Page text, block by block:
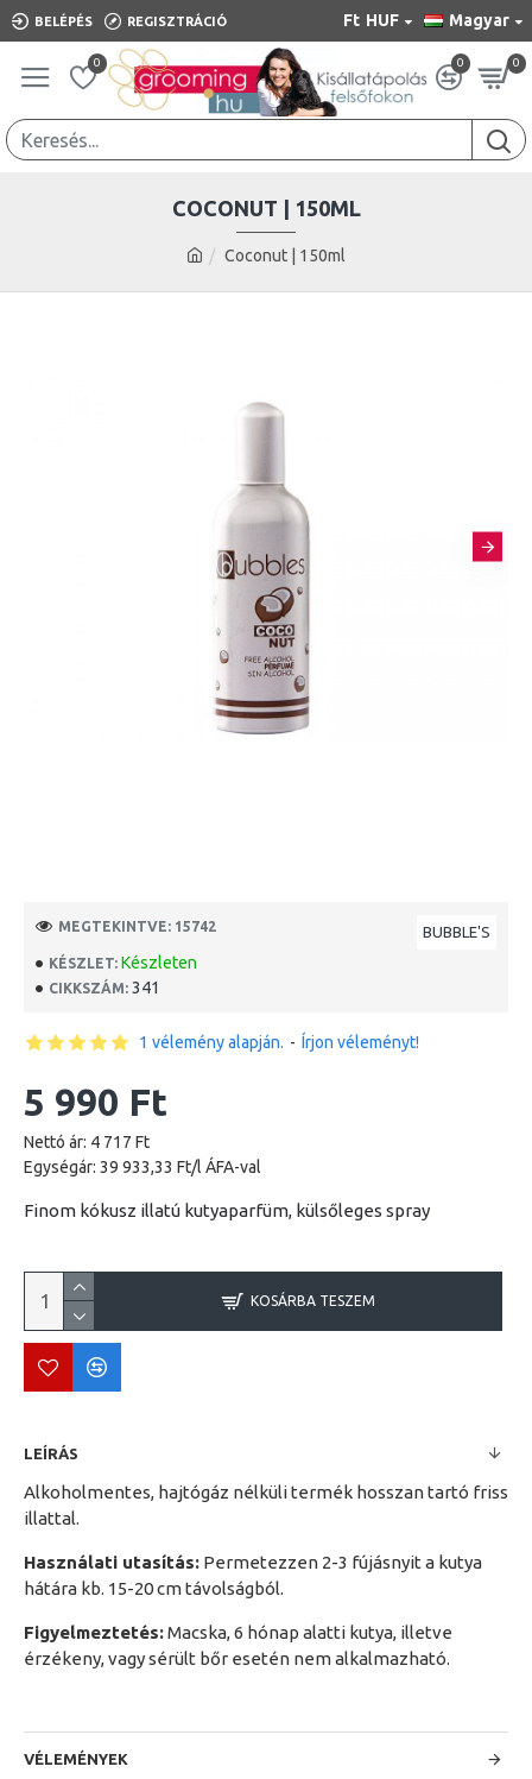
BELÉPÉS REGISZTRÁCIÓ Ft HUF Magyar
0 0 0
Coconut | 150ml
COCONUT | 150ML
KÉSZLET: Készleten
CIKKSZÁM: 341
BUBBLE'S
MEGTEKINTVE: 15742
1 vélemény alapján. - Írjon véleményt!
5 990 Ft
Nettó ár: 4 717 Ft
Egységár: 39 933,33 Ft/l ÁFA-val
Finom kókusz illatú kutyaparfüm, külsőleges spray
KOSÁRBA TESZEM
LEÍRÁS
Alkoholmentes, hajtógáz nélküli termék hosszan tartó friss
illattal.
Használati utasítás: Permetezzen 2-3 fújásnyit a kutya
hátára kb. 15-20 cm távolságból.
Figyelmeztetés:Macska, 6 hónap alatti kutya, illetve
érzékeny, vagy sérült bőr esetén nem alkalmazható.
VÉLEMÉNYEK